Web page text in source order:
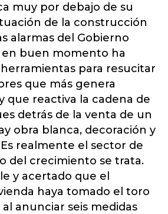
muy por debajo de su
de la construcción
alarmas del Gobierno
en buen momento ha
para resucitar
que más genera
que reactiva la cadena de
detrás de la venta de un
obra blanca, decoración y
realmente el sector de
del crecimiento se trata.
y acertado que el
haya tomado el toro
anunciar seis medidas